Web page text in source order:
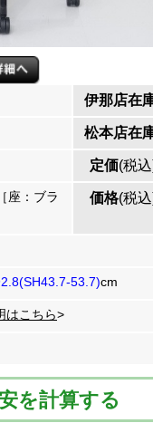
伊那店在
松本店在
定価(税
：ブラ
価格(税
53.7)cm
はこちら>
を計算する